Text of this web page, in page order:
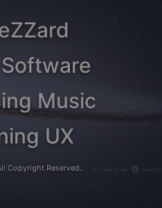
Music
UX
Copyright Reserved.